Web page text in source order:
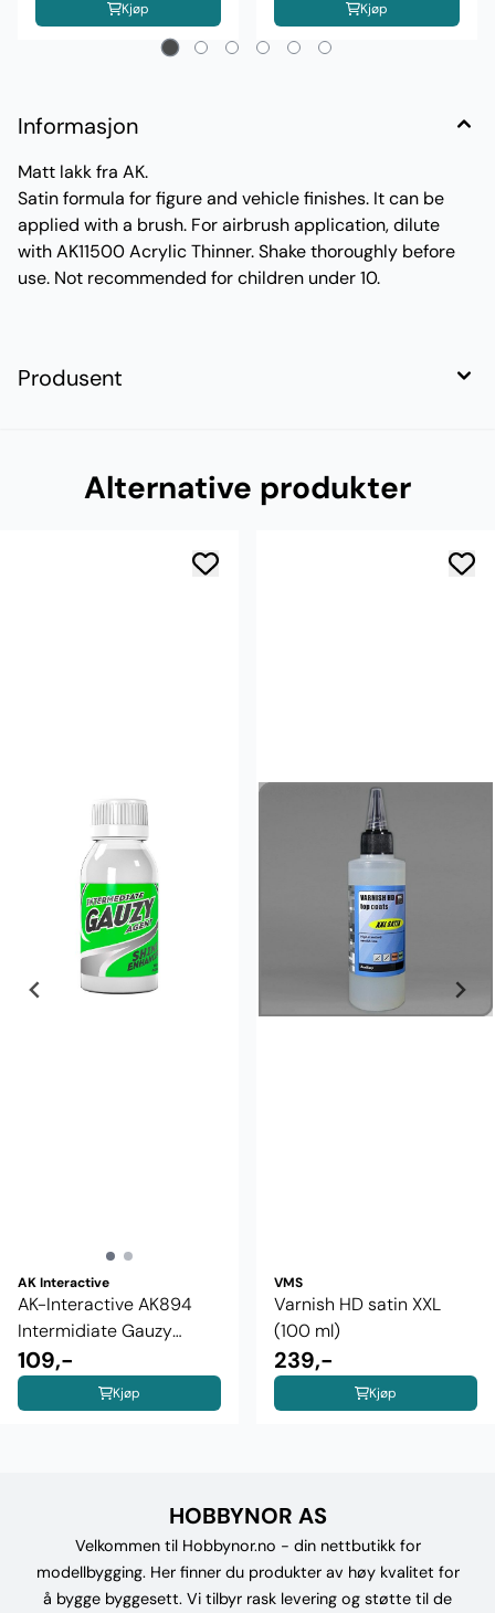
Kjøp Kjøp
Informasjon
Matt lakk fra AK.
Satin formula for figure and vehicle finishes. It can be
applied with a brush. For airbrush application, dilute
with AK11500 Acrylic Thinner. Shake thoroughly before
use. Not recommended for children under 10.
Produsent
Alternative produkter
AK Interactive
AK-Interactive AK894
Intermidiate Gauzy
Agent ...
109,-
Kjøp
VMS
Varnish HD satin XXL
(100 ml)
239,-
Kjøp
HOBBYNOR AS
Velkommen til Hobbynor.no - din nettbutikk for
modellbygging. Her finner du produkter av høy kvalitet for
å bygge byggesett. Vi tilbyr rask levering og støtte til de